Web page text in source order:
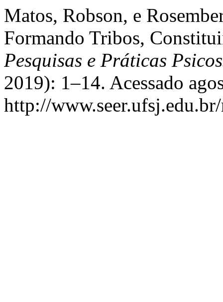
Matos, Robson, e
Formando Tribos,
Pesquisas e Práticas
2019): 1–14. Acessado
http://